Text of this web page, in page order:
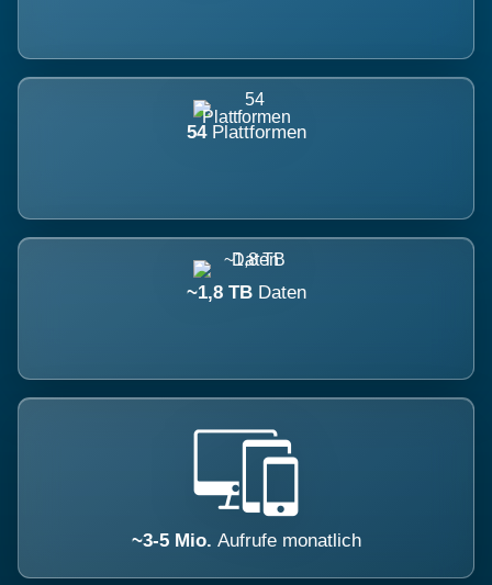
54 Plattformen
~1,8 TB Daten
~3-5 Mio. Aufrufe monatlich